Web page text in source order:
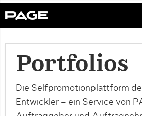
Portfolios
Die Selfpromotionplattform
Entwickler – ein Service von